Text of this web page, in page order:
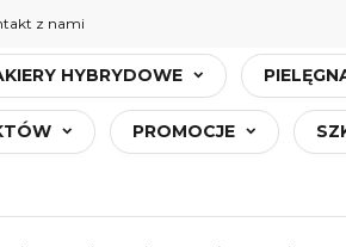
z nami
HYBRYDOWE
PROMOCJE